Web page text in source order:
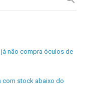
não compra óculos de
com stock abaixo do